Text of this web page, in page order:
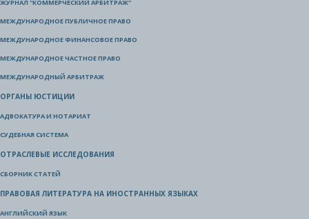
ЖУРНАЛ "КОММЕРЧЕСКИЙ АРБИТРАЖ"
МЕЖДУНАРОДНОЕ ПУБЛИЧНОЕ ПРАВО
МЕЖДУНАРОДНОЕ ФИНАНСОВОЕ ПРАВО
МЕЖДУНАРОДНОЕ ЧАСТНОЕ ПРАВО
МЕЖДУНАРОДНЫЙ АРБИТРАЖ
ОРГАНЫ ЮСТИЦИИ
АДВОКАТУРА И НОТАРИАТ
СУДЕБНАЯ СИСТЕМА
ОТРАСЛЕВЫЕ ИССЛЕДОВАНИЯ
СБОРНИК СТАТЕЙ
ПРАВОВАЯ ЛИТЕРАТУРА НА ИНОСТРАННЫХ ЯЗЫКАХ
АНГЛИЙСКИЙ ЯЗЫК